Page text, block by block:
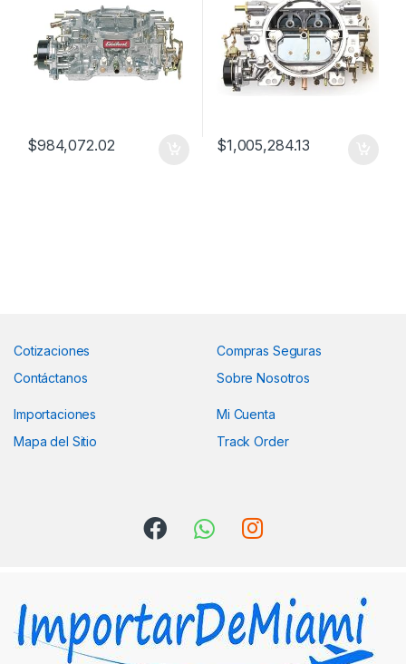
$984,072.02 $1,005,284.13
Cotizaciones
Contáctanos
Compras Seguras
Sobre Nosotros
Importaciones
Mapa del Sitio
Mi Cuenta
Track Order